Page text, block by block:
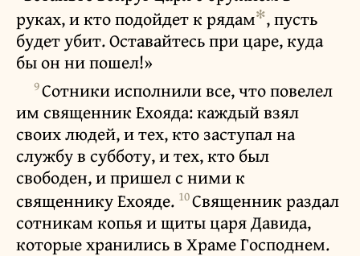
руках, и кто подойдет к рядам✻, пусть
будет убит. Оставайтесь при царе, куда
бы он ни пошел!»
9Сотники исполнили все, что повелел
им священник Ехояда: каждый взял
своих людей, и тех, кто заступал на
службу в субботу, и тех, кто был
свободен, и пришел с ними к
священнику Ехояде. 10Священник раздал
сотникам копья и щиты царя Давида,
которые хранились в Храме Господнем.